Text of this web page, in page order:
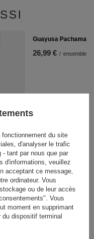
Guayusa
26,99 € / ensemble
Verde Mate Green
du site
d'analyser le trafic
tant par nous que par
d'informations, veuillez
acceptant ce message,
ordinateur. Vous
ou de leur accès
Vous
moment en supprimant
dispositif terminal